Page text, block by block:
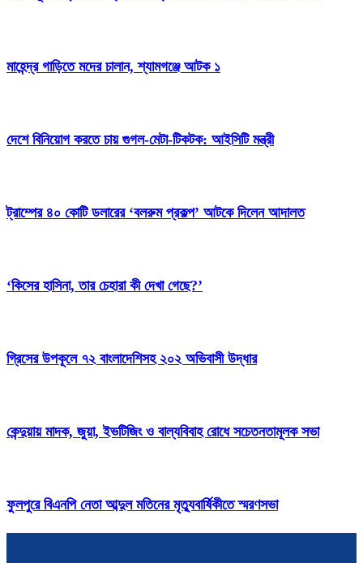
মাহেন্দ্র গাড়িতে মদের চালান, শ্যামগঞ্জে আটক ১
দেশে বিনিয়োগ করতে চায় গুগল-মেটা-টিকটক: আইসিটি মন্ত্রী
ট্রাম্পের ৪০ কোটি ডলারের ‘বলরুম প্রকল্প’ আটকে দিলেন আদালত
‘কিসের হাসিনা, তার চেহারা কী দেখা গেছে?’
গ্রিসের উপকূলে ৭২ বাংলাদেশিসহ ২০২ অভিবাসী উদ্ধার
কেন্দুয়ায় মাদক, জুয়া, ইভটিজিং ও বাল্যবিবাহ রোধে সচেতনতামূলক সভা
ফুলপুরে বিএনপি নেতা আব্দুল মতিনের মৃত্যুবার্ষিকীতে স্মরণসভা